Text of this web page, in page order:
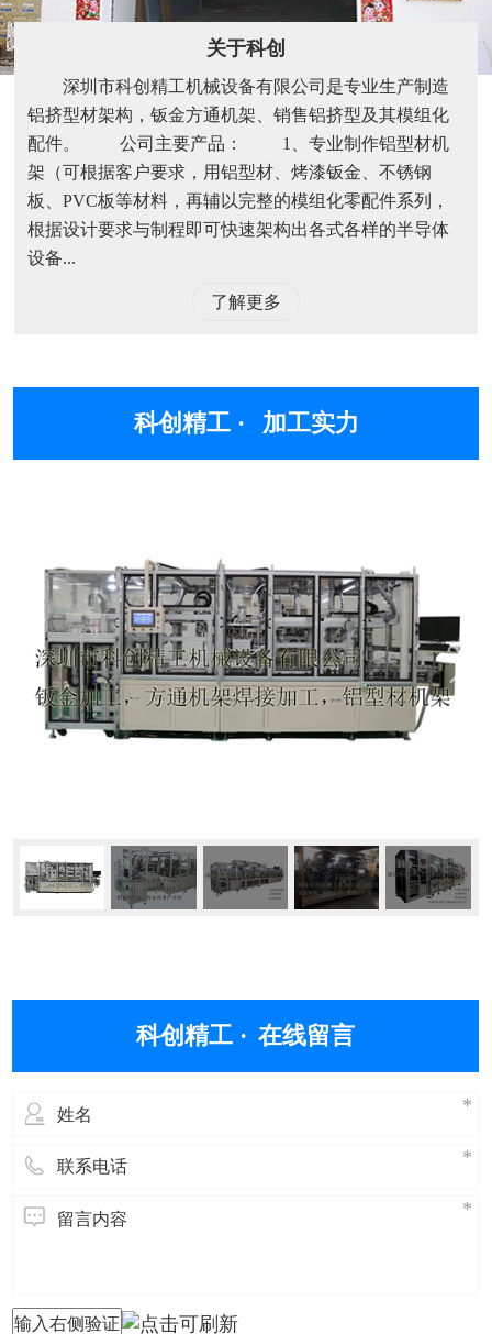
关于科创
深圳市科创精工机械设备有限公司是专业生产制造
铝挤型材架构，钣金方通机架、销售铝挤型及其模组化
配件。 公司主要产品： 1、专业制作铝型材机
架（可根据客户要求，用铝型材、烤漆钣金、不锈钢
板、PVC板等材料，再辅以完整的模组化零配件系列，
根据设计要求与制程即可快速架构出各式各样的半导体
设备...
了解更多
科创精工 · 加工实力
科创精工 · 在线留言